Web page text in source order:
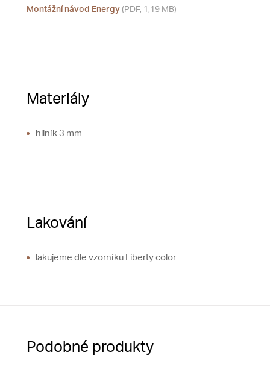
Montážní návod Energy (PDF, 1,19 MB)
Materiály
hliník 3 mm
Lakování
lakujeme dle vzorníku Liberty color
Podobné produkty